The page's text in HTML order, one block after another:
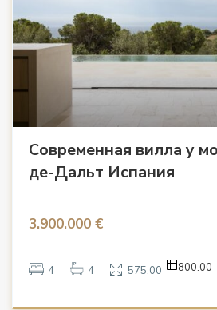
Современная вилла у
де-Дальт Испания
3.900.000 €
4 4 575.00 800.00